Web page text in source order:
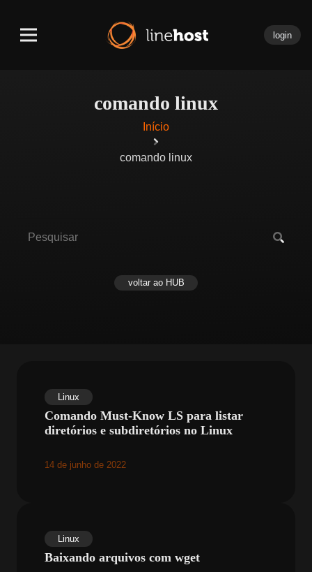
login
comando linux
Início
comando linux
voltar ao HUB
Linux
Comando Must-Know LS para listar
diretórios e subdiretórios no Linux
14 de junho de 2022
Linux
Baixando arquivos com wget